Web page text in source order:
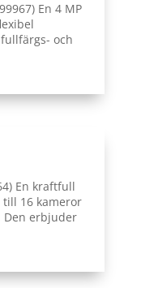
En 4 MP
och
En kraftfull
16 kameror
Den erbjuder